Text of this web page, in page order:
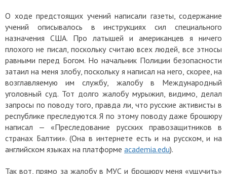
О ходе предстоящих учений написали газеты, содержание
учений описывалось в инструкциях сил специального
назначения США. Про латышей и американцев я ничего
плохого не писал, поскольку считаю всех людей, все этносы
равными перед Богом. Но начальник Полиции безопасности
затаил на меня злобу, поскольку я написал на него, скорее, на
возглавляемую им службу, жалобу в Международный
уголовный суд. Тот долго жалобу мурыжил, видимо, делал
запросы по поводу того, правда ли, что русские активисты в
республике преследуются. Я по этому поводу даже брошюру
написал — «Преследование русских правозащитников в
странах Балтии». (Она в интернете есть и на русском, и на
английском языках на платформе academia.edu).
Так вот, прямо за жалобу в МУС и брошюру меня «ущучить»